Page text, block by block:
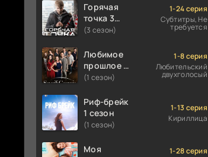
Горячая
точка 3
сезон
(3 сезон)
1-24 серия
Субтитры, Не
требуется
Любимое
прошлое 1
сезон
(1 сезон)
1-8 серия
Любительский
двухголосый
Риф-брейк
1 сезон
(1 сезон)
1-13 серия
Кириллица
Моя
1-28 серия